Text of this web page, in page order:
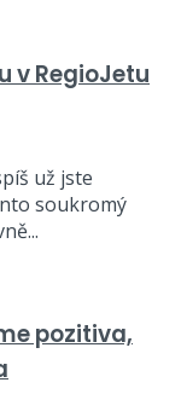
v RegioJetu
už jste
soukromý
pozitiva,